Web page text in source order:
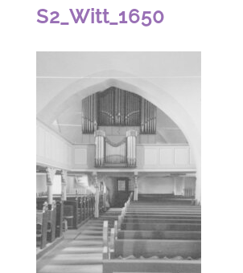
S2_Witt_1650